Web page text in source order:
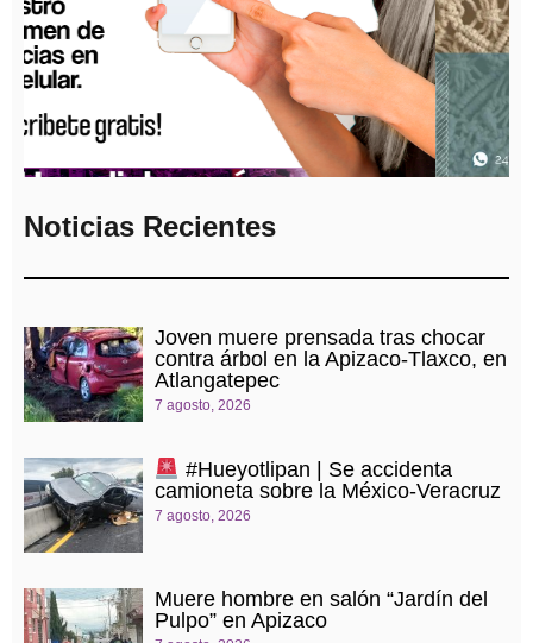
Noticias Recientes
Joven muere prensada tras chocar
contra árbol en la Apizaco-Tlaxco, en
Atlangatepec
7 agosto, 2026
#Hueyotlipan | Se accidenta
camioneta sobre la México-Veracruz
7 agosto, 2026
Muere hombre en salón “Jardín del
Pulpo” en Apizaco